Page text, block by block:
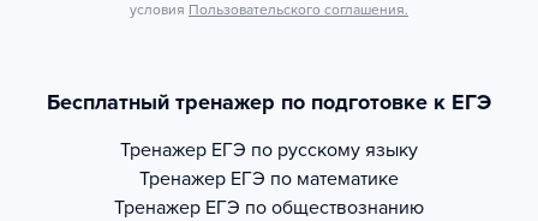
условия Пользовательского соглашения.
Бесплатный тренажер по подготовке к ЕГЭ
Тренажер ЕГЭ по русскому языку
Тренажер ЕГЭ по математике
Тренажер ЕГЭ по обществознанию